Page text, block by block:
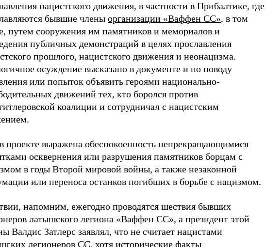
нацистского движения, в частности в Прибалтике, где
бывшие члены организации «Ваффен СС», в том
путем сооружения им памятников и мемориалов и
публичных демонстраций в целях прославления
прошлого, нацистского движения и неонацизма.
осуждение высказано в документе и по поводу
или попыток объявить героями национально-
движений тех, кто боролся против
коалиции и сотрудничал с нацистским
проекте выражена обеспокоенность непрекращающимися
осквернения или разрушения памятников борцам с
в годы Второй мировой войны, а также незаконной
или переноса останков погибших в борьбе с нацизмом.
напомним, ежегодно проводятся шествия бывших
латышского легиона «Ваффен СС», а президент этой
Валдис Затлерс заявлял, что не считает нацистами
легионеров СС, хотя исторические факты